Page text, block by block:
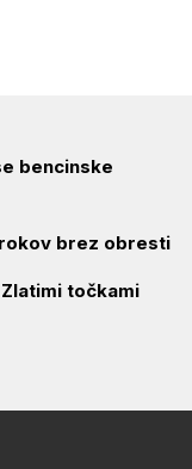
bencinske
brez obresti
točkami